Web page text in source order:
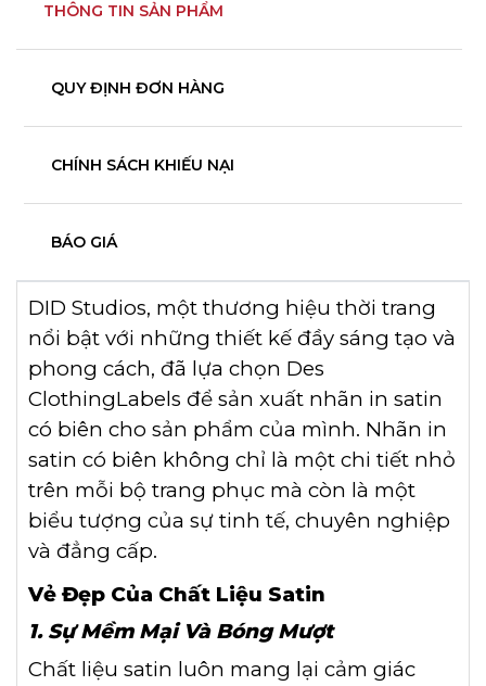
THÔNG TIN SẢN PHẨM
QUY ĐỊNH ĐƠN HÀNG
CHÍNH SÁCH KHIẾU NẠI
BÁO GIÁ
DID Studios, một thương hiệu thời trang
nổi bật với những thiết kế đầy sáng tạo và
phong cách, đã lựa chọn Des
ClothingLabels để sản xuất nhãn in satin
có biên cho sản phẩm của mình. Nhãn in
satin có biên không chỉ là một chi tiết nhỏ
trên mỗi bộ trang phục mà còn là một
biểu tượng của sự tinh tế, chuyên nghiệp
và đẳng cấp.
Vẻ Đẹp Của Chất Liệu Satin
1. Sự Mềm Mại Và Bóng Mượt
Chất liệu satin luôn mang lại cảm giác